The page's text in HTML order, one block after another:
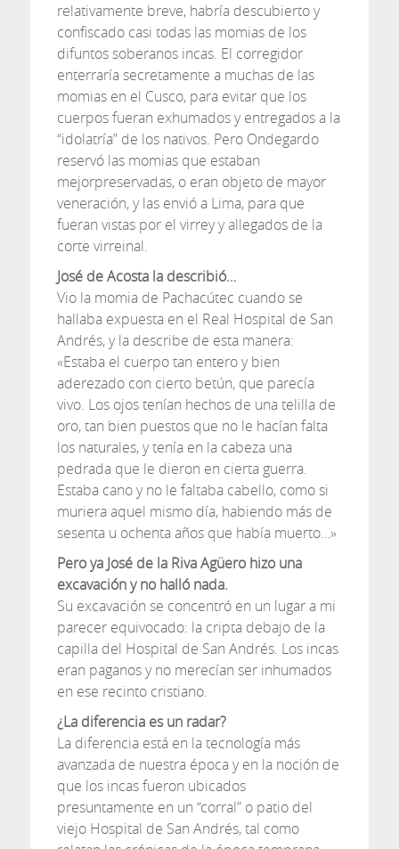
relativamente breve, habría descubierto y
confiscado casi todas las momias de los
difuntos soberanos incas. El corregidor
enterraría secretamente a muchas de las
momias en el Cusco, para evitar que los
cuerpos fueran exhumados y entregados a la
“idolatría” de los nativos. Pero Ondegardo
reservó las momias que estaban
mejorpreservadas, o eran objeto de mayor
veneración, y las envió a Lima, para que
fueran vistas por el virrey y allegados de la
corte virreinal.
José de Acosta la describió…
Vio la momia de Pachacútec cuando se
hallaba expuesta en el Real Hospital de San
Andrés, y la describe de esta manera:
«Estaba el cuerpo tan entero y bien
aderezado con cierto betún, que parecía
vivo. Los ojos tenían hechos de una telilla de
oro, tan bien puestos que no le hacían falta
los naturales, y tenía en la cabeza una
pedrada que le dieron en cierta guerra.
Estaba cano y no le faltaba cabello, como si
muriera aquel mismo día, habiendo más de
sesenta u ochenta años que había muerto…»
Pero ya José de la Riva Agüero hizo una
excavación y no halló nada.
Su excavación se concentró en un lugar a mi
parecer equivocado: la cripta debajo de la
capilla del Hospital de San Andrés. Los incas
eran paganos y no merecían ser inhumados
en ese recinto cristiano.
¿La diferencia es un radar?
La diferencia está en la tecnología más
avanzada de nuestra época y en la noción de
que los incas fueron ubicados
presuntamente en un “corral” o patio del
viejo Hospital de San Andrés, tal como